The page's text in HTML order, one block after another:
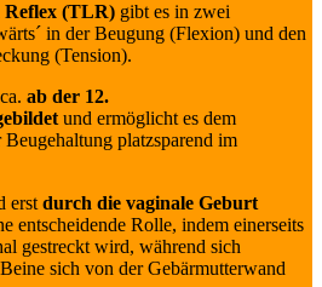
Reflex (TLR) gibt es in zwei
in der Beugung (Flexion) und den
(Tension).
ab der 12.
und ermöglicht es dem
platzsparend im
erst durch die vaginale Geburt
entscheidende Rolle, indem einerseits
gestreckt wird, während sich
sich von der Gebärmutterwand